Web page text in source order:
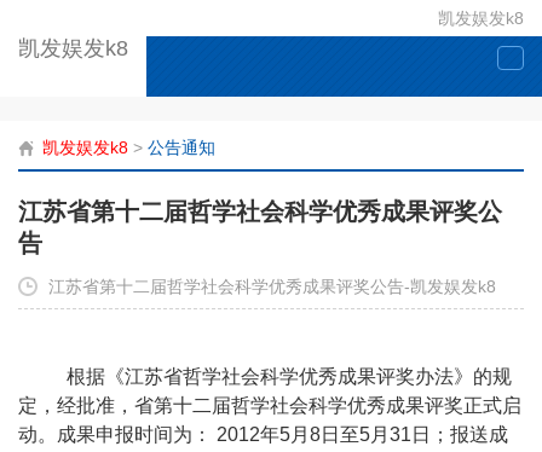
凯发娱发k8
凯发娱发k8
凯发娱发k8 > 公告通知
江苏省第十二届哲学社会科学优秀成果评奖公
告
江苏省第十二届哲学社会科学优秀成果评奖公告-凯发娱发k8
根据《江苏省哲学社会科学优秀成果评奖办法》的规
定，经批准，省第十二届哲学社会科学优秀成果评奖正式启
动。成果申报时间为： 2012年5月8日至5月31日；报送成